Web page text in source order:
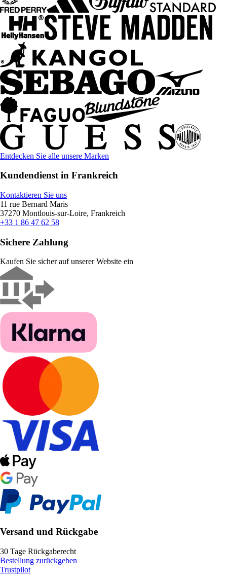
Entdecken Sie alle unsere Marken
Kundendienst in Frankreich
Kontaktieren Sie uns
11 rue Bernard Maris
37270 Montlouis-sur-Loire, Frankreich
+33 1 86 47 62 58
Sichere Zahlung
Kaufen Sie sicher auf unserer Website ein
Versand und Rückgabe
30 Tage Rückgaberecht
Bestellung zurückgeben
Trustpilot